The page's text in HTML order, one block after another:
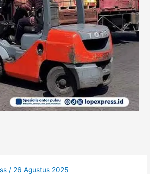
/ 26 Agustus 2025